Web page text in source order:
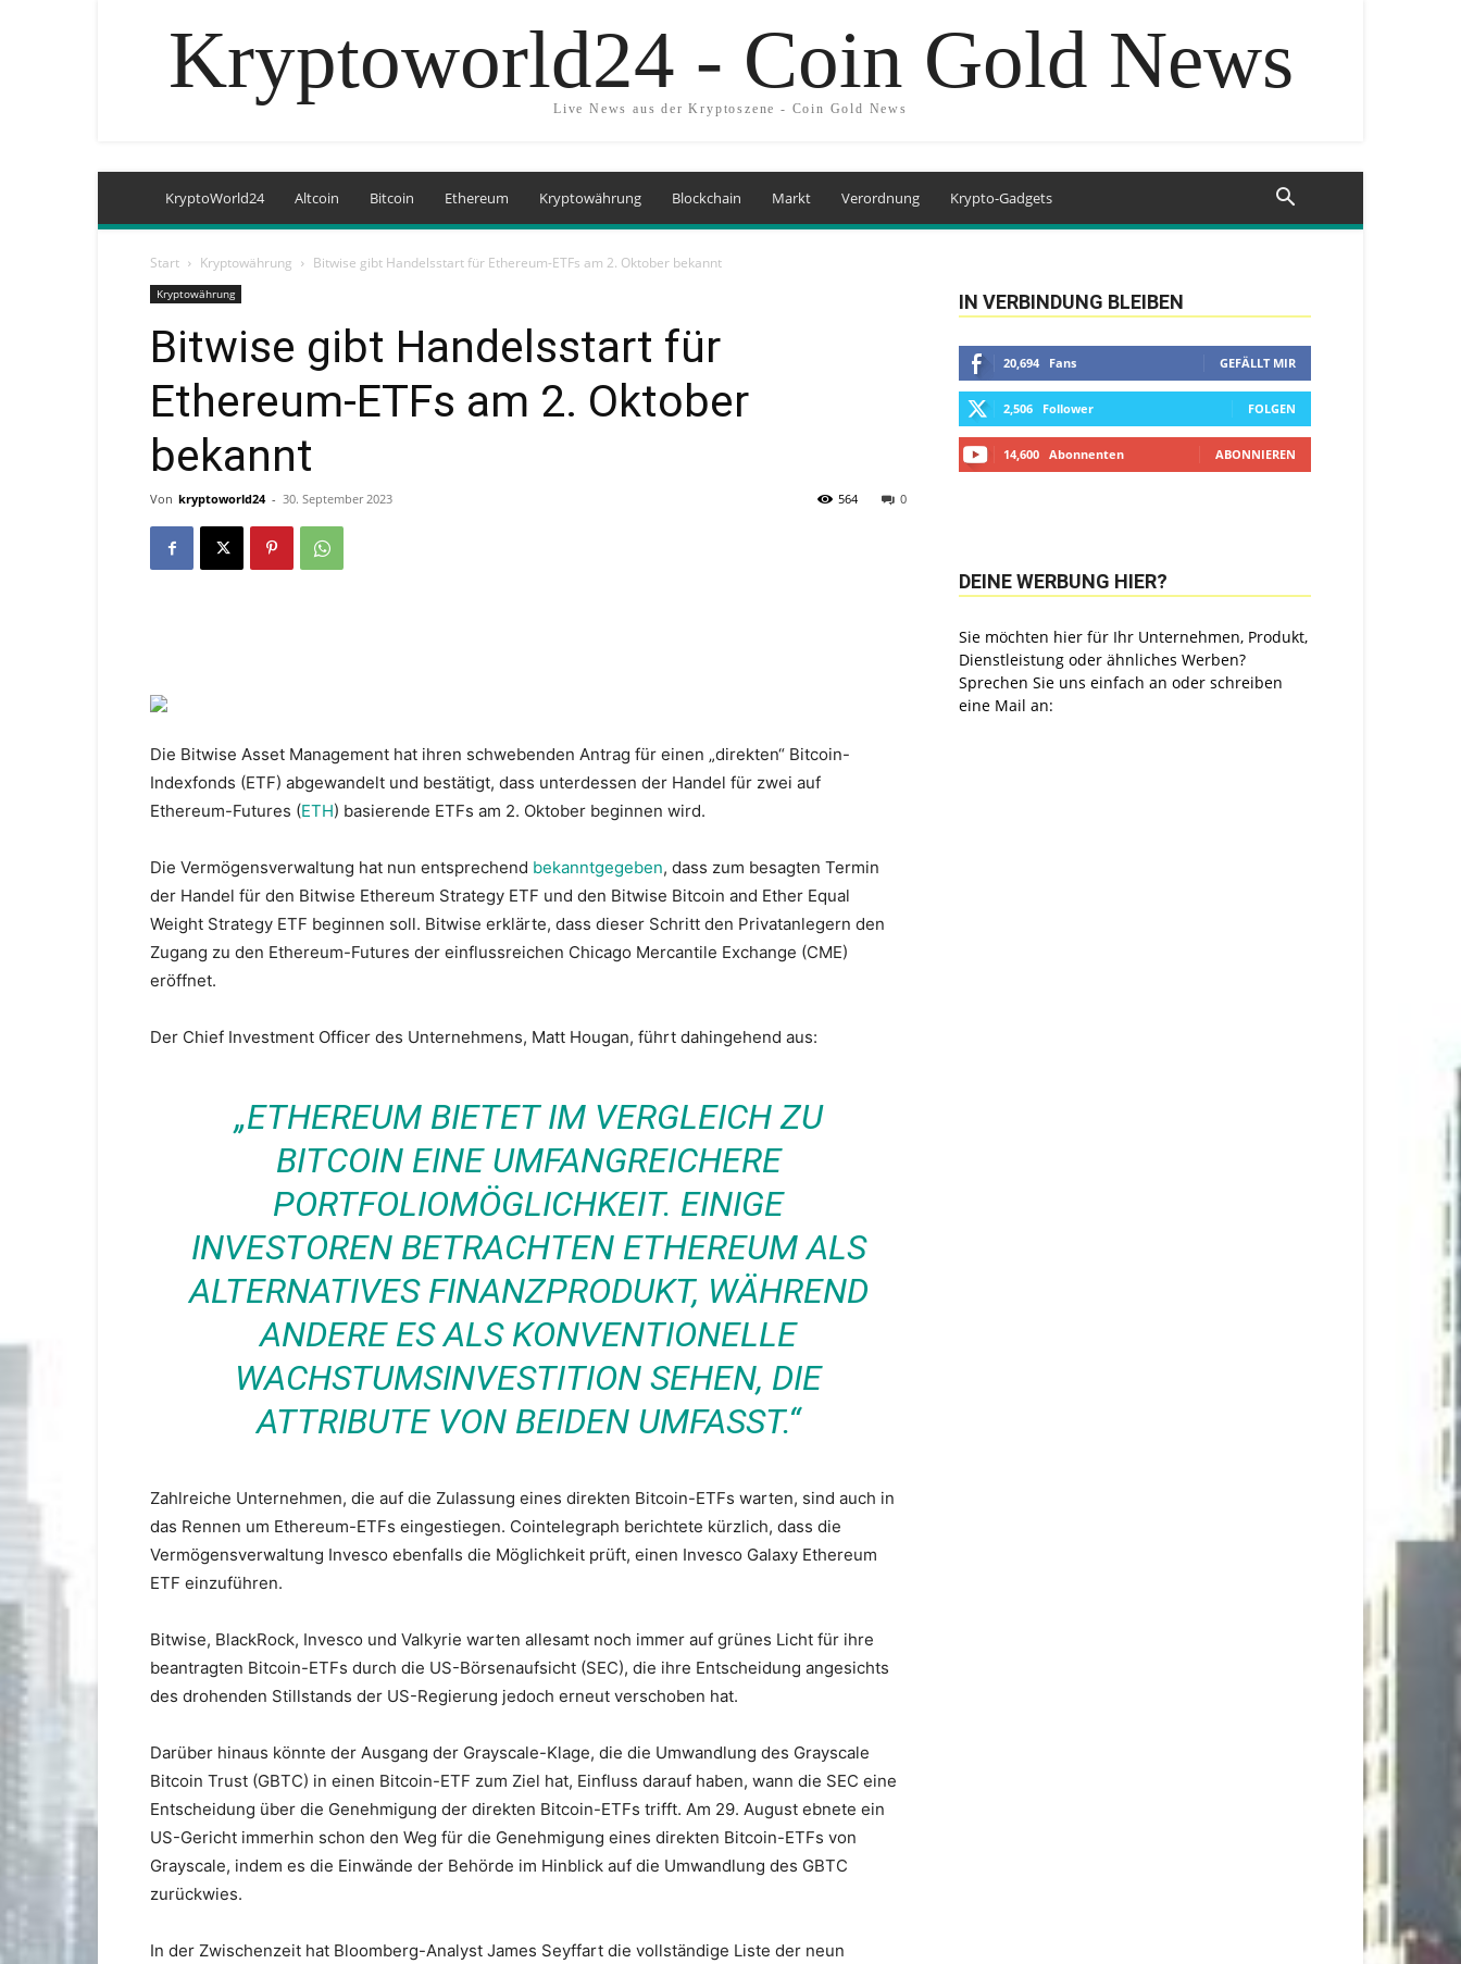
Kryptoworld24 - Coin Gold News
Live News aus der Kryptoszene - Coin Gold News
KryptoWorld24 Altcoin Bitcoin Ethereum Kryptowährung Blockchain Markt Verordnung Krypto-Gadgets
Start Kryptowährung Bitwise gibt Handelsstart für Ethereum-ETFs am 2. Oktober bekannt
Kryptowährung
Bitwise gibt Handelsstart für
Ethereum-ETFs am 2. Oktober
bekannt
Von kryptoworld24 - 30. September 2023 0
564
Die Bitwise Asset Management hat ihren schwebenden Antrag für einen „direkten“ Bitcoin-
Indexfonds (ETF) abgewandelt und bestätigt, dass unterdessen der Handel für zwei auf
Ethereum-Futures (ETH) basierende ETFs am 2. Oktober beginnen wird.
Die Vermögensverwaltung hat nun entsprechend bekanntgegeben, dass zum besagten Termin
der Handel für den Bitwise Ethereum Strategy ETF und den Bitwise Bitcoin and Ether Equal
Weight Strategy ETF beginnen soll. Bitwise erklärte, dass dieser Schritt den Privatanlegern den
Zugang zu den Ethereum-Futures der einflussreichen Chicago Mercantile Exchange (CME)
eröffnet.
Der Chief Investment Officer des Unternehmens, Matt Hougan, führt dahingehend aus:
„ETHEREUM BIETET IM VERGLEICH ZU
BITCOIN EINE UMFANGREICHERE
PORTFOLIOMÖGLICHKEIT. EINIGE
INVESTOREN BETRACHTEN ETHEREUM ALS
ALTERNATIVES FINANZPRODUKT, WÄHREND
ANDERE ES ALS KONVENTIONELLE
WACHSTUMSINVESTITION SEHEN, DIE
ATTRIBUTE VON BEIDEN UMFASST.“
Zahlreiche Unternehmen, die auf die Zulassung eines direkten Bitcoin-ETFs warten, sind auch in
das Rennen um Ethereum-ETFs eingestiegen. Cointelegraph berichtete kürzlich, dass die
Vermögensverwaltung Invesco ebenfalls die Möglichkeit prüft, einen Invesco Galaxy Ethereum
ETF einzuführen.
Bitwise, BlackRock, Invesco und Valkyrie warten allesamt noch immer auf grünes Licht für ihre
beantragten Bitcoin-ETFs durch die US-Börsenaufsicht (SEC), die ihre Entscheidung angesichts
des drohenden Stillstands der US-Regierung jedoch erneut verschoben hat.
Darüber hinaus könnte der Ausgang der Grayscale-Klage, die die Umwandlung des Grayscale
Bitcoin Trust (GBTC) in einen Bitcoin-ETF zum Ziel hat, Einfluss darauf haben, wann die SEC eine
Entscheidung über die Genehmigung der direkten Bitcoin-ETFs trifft. Am 29. August ebnete ein
US-Gericht immerhin schon den Weg für die Genehmigung eines direkten Bitcoin-ETFs von
Grayscale, indem es die Einwände der Behörde im Hinblick auf die Umwandlung des GBTC
zurückwies.
In der Zwischenzeit hat Bloomberg-Analyst James Seyffart die vollständige Liste der neun
IN VERBINDUNG BLEIBEN
20,694 Fans GEFÄLLT MIR
2,506 Follower FOLGEN
14,600 Abonnenten ABONNIEREN
DEINE WERBUNG HIER?
Sie möchten hier für Ihr Unternehmen, Produkt,
Dienstleistung oder ähnliches Werben?
Sprechen Sie uns einfach an oder schreiben
eine Mail an: